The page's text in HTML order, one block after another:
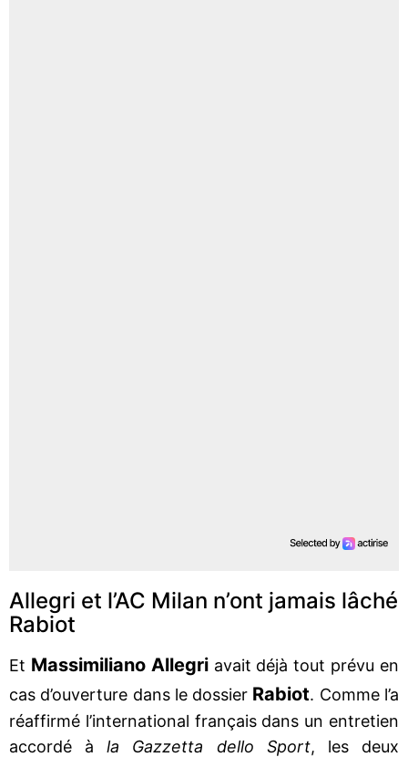
Allegri et l’AC Milan n’ont jamais lâché
Rabiot
Et Massimiliano Allegriavait déjà tout prévu en
cas d’ouverture dans le dossier Rabiot. Comme l’a
réaffirmé l’international français dans un entretien
accordé àla Gazzetta dello Sport, les deux